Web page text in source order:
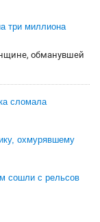
три миллиона
обманувшей
сломала
охмурявшему
сошли с рельсов